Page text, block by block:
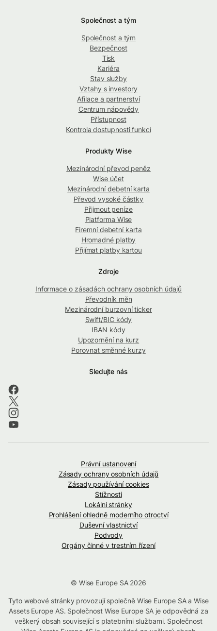
Společnost a tým
Společnost a tým
Bezpečnost
Tisk
Kariéra
Stav služby
Vztahy s investory
Afilace a partnerství
Centrum nápovědy
Přístupnost
Kontrola dostupnosti funkcí
Produkty Wise
Mezinárodní převod peněz
Wise účet
Mezinárodní debetní karta
Převod vysoké částky
Přijmout peníze
Platforma Wise
Firemní debetní karta
Hromadné platby
Přijímat platby kartou
Zdroje
Informace o zásadách ochrany osobních údajů
Převodník měn
Mezinárodní burzovní ticker
Swift/BIC kódy
IBAN kódy
Upozornění na kurz
Porovnat směnné kurzy
Sledujte nás
Právní ustanovení
Zásady ochrany osobních údajů
Zásady používání cookies
Stížnosti
Lokální stránky
Prohlášení ohledně moderního otroctví
Duševní vlastnictví
Podvody
Orgány činné v trestním řízení
© Wise Europe SA 2026
Tyto webové stránky provozují společně Wise Europe SA a Wise
Assets Europe AS. Společnost Wise Europe SA je odpovědná za
veškerý obsah související s platebními službami. Společnost